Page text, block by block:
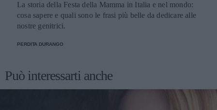
La storia della Festa della Mamma in Italia e nel mondo:
cosa sapere e quali sono le frasi più belle da dedicare alle
nostre genitrici.
PERDITA DURANGO
Può interessarti anche